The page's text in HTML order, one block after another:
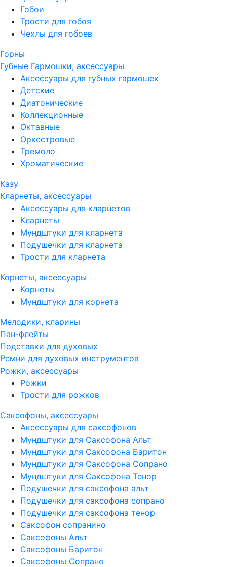
Гобои
Трости для гобоя
Чехлы для гобоев
Горны
Губные Гармошки, аксессуары
Аксессуары для губных гармошек
Детские
Диатонические
Коллекционные
Октавные
Оркестровые
Тремоло
Хроматические
Казу
Кларнеты, аксессуары
Аксессуары для кларнетов
Кларнеты
Мундштуки для кларнета
Подушечки для кларнета
Трости для кларнета
Корнеты, аксессуары
Корнеты
Мундштуки для корнета
Мелодики, кларины
Пан-флейты
Подставки для духовых
Ремни для духовых инструментов
Рожки, аксессуары
Рожки
Трости для рожков
Саксофоны, аксессуары
Аксессуары для саксофонов
Мундштуки для Саксофона Альт
Мундштуки для Саксофона Баритон
Мундштуки для Саксофона Сопрано
Мундштуки для Саксофона Тенор
Подушечки для саксофона альт
Подушечки для саксофона сопрано
Подушечки для саксофона тенор
Саксофон сопранино
Саксофоны Альт
Саксофоны Баритон
Саксофоны Сопрано